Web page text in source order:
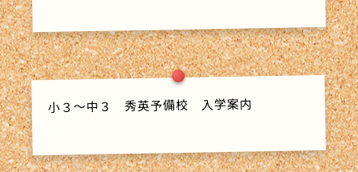
小３～中３ 秀英予備校 入学案内